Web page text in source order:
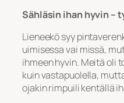
Sähläsin ihan hyvin –
Lieneekö syy
uimisessa vai missä,
ihmeen hyvin. Meitä oli
kuin vastapuolella,
ojakin rimpuili kentällä